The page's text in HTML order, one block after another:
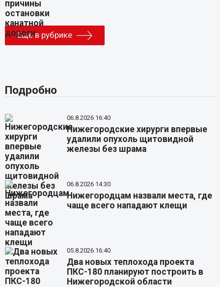
Еще в рубрике
Подробно
06.8.2026 16:40
Нижегородские хирурги впервые
удалили опухоль щитовидной
железы без шрама
06.8.2026 14:30
Нижегородцам назвали места, где
чаще всего нападают клещи
05.8.2026 16:40
Два новых теплохода проекта
ПКС-180 планируют построить в
Нижегородской области